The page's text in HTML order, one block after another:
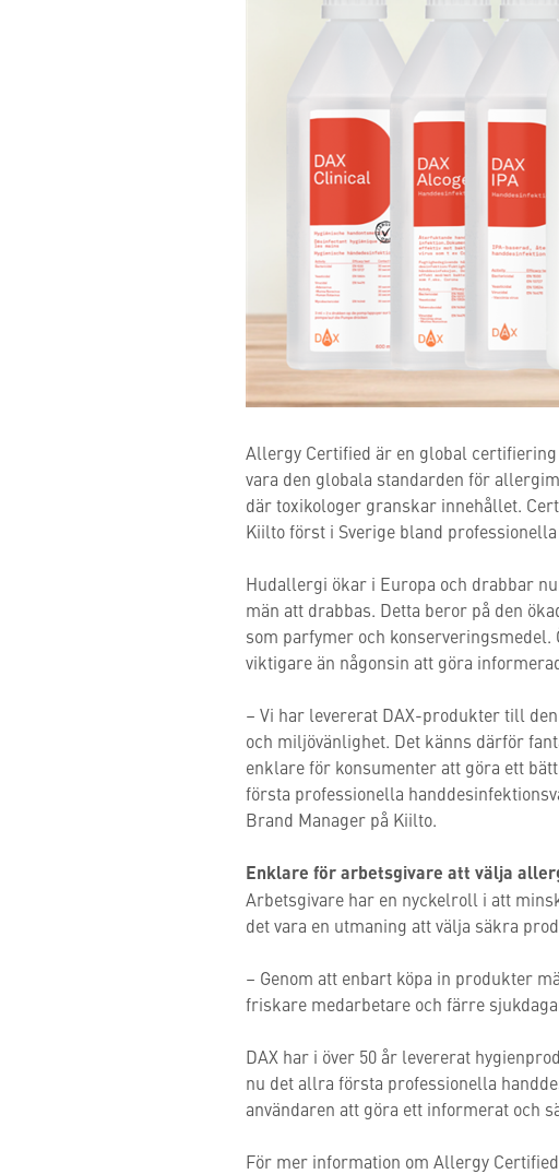
Allergy Certified är en global
vara den globala standarden för
där toxikologer granskar innehållet.
Kiilto först i Sverige bland
Hudallergi ökar i Europa och drabbar
män att drabbas. Detta beror på den
som parfymer och
viktigare än någonsin att göra
– Vi har levererat DAX-produkter till
och miljövänlighet. Det känns därför
enklare för konsumenter att göra ett
första professionella
Brand Manager på Kiilto.
Enklare för arbetsgivare att välja
Arbetsgivare har en nyckelroll i att
det vara en utmaning att välja säkra
– Genom att enbart köpa in produkter
friskare medarbetare och färre
DAX har i över 50 år levererat
nu det allra första professionella
användaren att göra ett informerat och
För mer information om Allergy